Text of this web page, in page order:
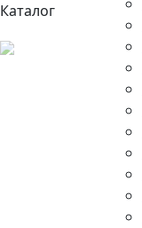
Каталог